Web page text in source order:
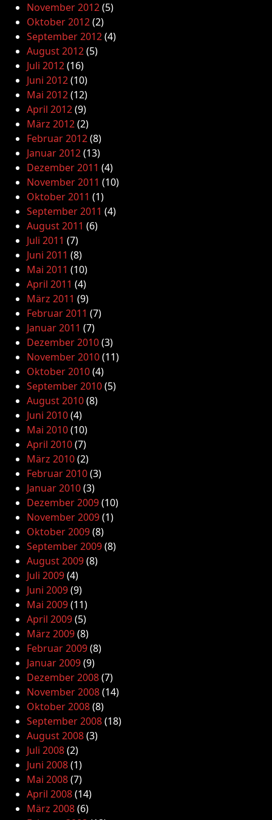
November 2012(5)
Oktober 2012(2)
September 2012(4)
August 2012(5)
Juli 2012(16)
Juni 2012(10)
Mai 2012(12)
April 2012(9)
März 2012(2)
Februar 2012(8)
Januar 2012(13)
Dezember 2011 (4)
November 2011 (10)
Oktober 2011 (1)
September 2011 (4)
August 2011 (6)
Juli 2011 (7)
Juni 2011 (8)
Mai 2011 (10)
April 2011 (4)
März 2011 (9)
Februar 2011 (7)
Januar 2011 (7)
Dezember 2010(3)
November 2010(11)
Oktober 2010(4)
September 2010(5)
August 2010(8)
Juni 2010(4)
Mai 2010(10)
April 2010(7)
März 2010(2)
Februar 2010(3)
Januar 2010(3)
Dezember 2009(10)
November 2009(1)
Oktober 2009(8)
September 2009(8)
August 2009(8)
Juli 2009(4)
Juni 2009(9)
Mai 2009(11)
April 2009(5)
März 2009(8)
Februar 2009(8)
Januar 2009(9)
Dezember 2008(7)
November 2008(14)
Oktober 2008(8)
September 2008(18)
August 2008(3)
Juli 2008(2)
Juni 2008(1)
Mai 2008(7)
April 2008(14)
März 2008(6)